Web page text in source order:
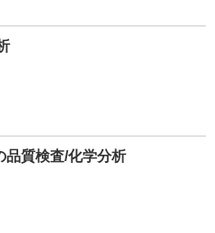
品質検査/化学分析